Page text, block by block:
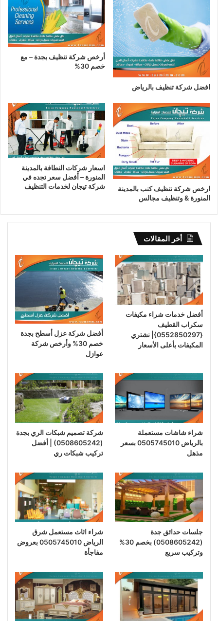
افضل شركة تنظيف بالرياض
أرخص شركة تنظيف بجدة – مع
خصم 30%
ارخص شركة تنظيف كنب بالمدينة
المنورة & وتنظيف مجالس
اسعار شركات النطافة بالمدينة
المنورة – أفضل سعر تجده في
شركة تيجان لخدمات التنظيف
أخر المقالات
أفضل خدمات شراء مكيفات
سكراب القطيف
{0552850297}| نشتري
المكيفات بأعلى الأسعار
أفضل شركة عزل أسطح بجدة
خصم 30% وأرخص شركة
عوازل
شراء شاشات مستعملة
بالرياض 0505745010 بسعر
مذهل
شركة تصميم شبكات الري بجدة
(0508605242) | أفضل
تركيب شبكات ري
جلسات حدائق جدة
(0508605242) بخصم 30%
وتركيب سريع
شراء اثاث مستعمل شرق
الرياض 0505745010 بعروض
مفاجأة